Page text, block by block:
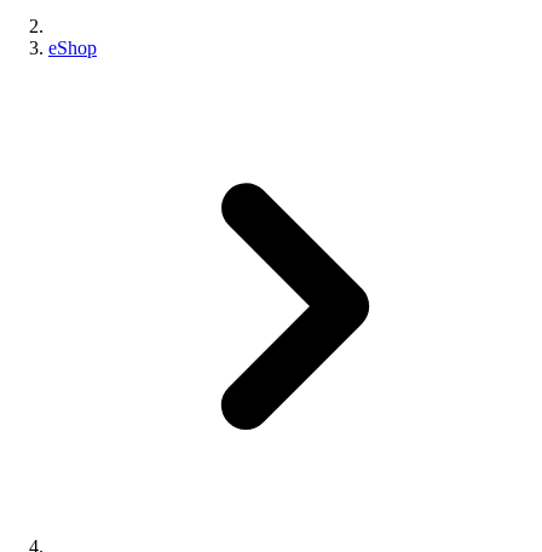
eShop